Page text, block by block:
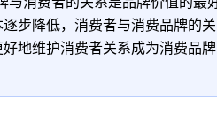
步降低，消费者与消费品牌的
地维护消费者关系成为消费品